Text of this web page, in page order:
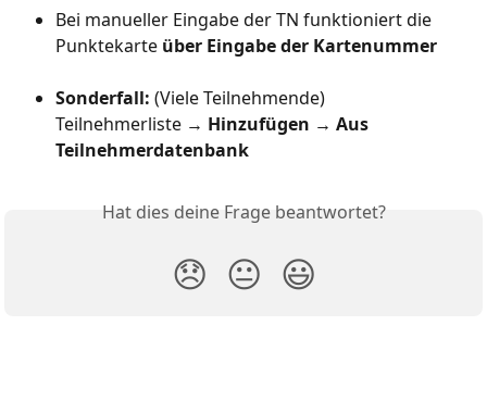
Bei manueller Eingabe der TN funktioniert die
Punktekarte über Eingabe der Kartenummer
Sonderfall: (Viele Teilnehmende)
Teilnehmerliste → Hinzufügen → Aus
Teilnehmerdatenbank
Hat dies deine Frage beantwortet?
😞 😐 😃